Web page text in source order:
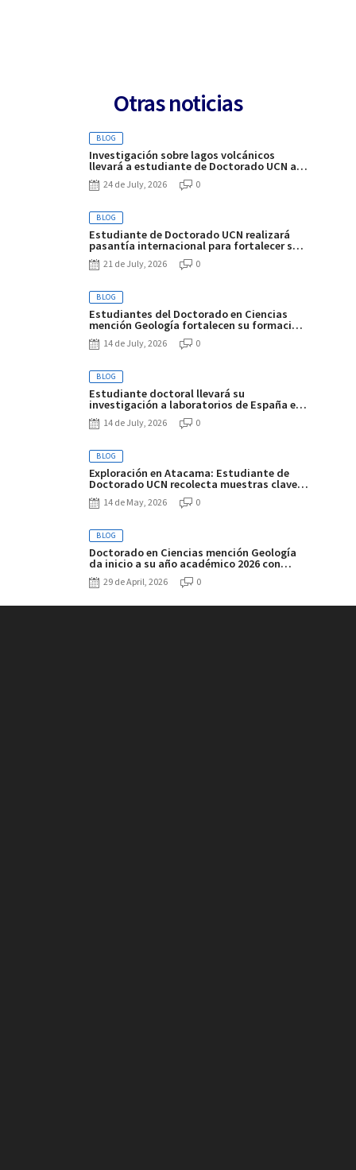
Otras noticias
BLOG
Investigación sobre lagos volcánicos
llevará a estudiante de Doctorado UCN a
desarrollar pasantía de seis meses en
Italia24 de July, 2026 0
BLOG
Estudiante de Doctorado UCN realizará
pasantía internacional para fortalecer su
investigación sobre el litio en el Altiplano-
Puna21 de July, 2026 0
BLOG
Estudiantes del Doctorado en Ciencias
mención Geología fortalecen su formación
en curso sobre alteración y mineralización
hipógena
14 de July, 2026 0
BLOG
Estudiante doctoral llevará su
investigación a laboratorios de España e
Italia14 de July, 2026 0
BLOG
Exploración en Atacama: Estudiante de
Doctorado UCN recolecta muestras clave
en los salares de Gorbea e Ignorado
14 de May, 2026 0
BLOG
Doctorado en Ciencias mención Geología
da inicio a su año académico 2026 con
charla magistral y bienvenida a nueva
cohorte
29 de April, 2026 0